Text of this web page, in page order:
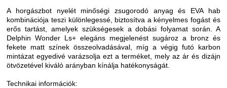
A horgászbot nyelét minőségi zsugorodó anyag és EVA hab
kombinációja teszi különlegessé, biztosítva a kényelmes fogást és
erős tartást, amelyek szükségesek a dobási folyamat során. A
Delphin Wonder Ls+ elegáns megjelenést sugároz a bronz és
fekete matt színek összeolvadásával, míg a végig futó karbon
mintázat egyedivé varázsolja ezt a terméket, mely az ár és dizájn
ötvözetével kiváló arányban kínálja hatékonyságát.
Technikai információk: